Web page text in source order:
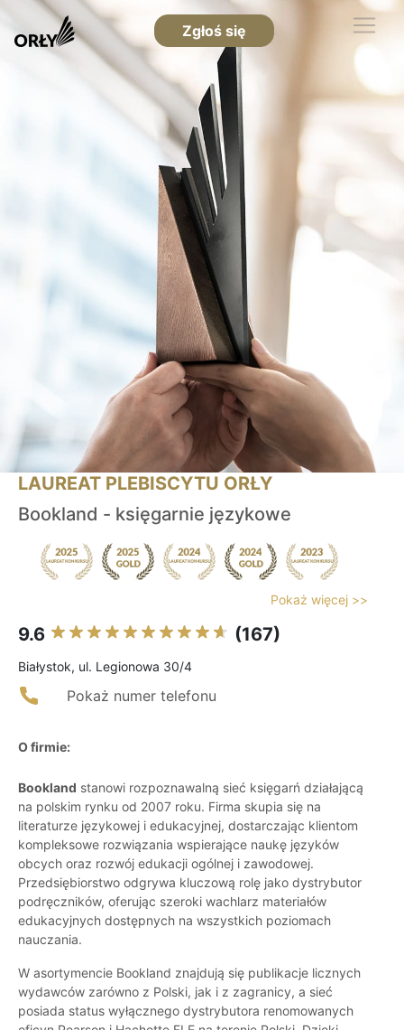
Zgłoś się
LAUREAT PLEBISCYTU ORŁY
Bookland - księgarnie językowe
Pokaż więcej >>
9.6 (167)
Białystok, ul. Legionowa 30/4
Pokaż numer telefonu
O firmie:
Bookland stanowi rozpoznawalną sieć księgarń działającą
na polskim rynku od 2007 roku. Firma skupia się na
literaturze językowej i edukacyjnej, dostarczając klientom
kompleksowe rozwiązania wspierające naukę języków
obcych oraz rozwój edukacji ogólnej i zawodowej.
Przedsiębiorstwo odgrywa kluczową rolę jako dystrybutor
podręczników, oferując szeroki wachlarz materiałów
edukacyjnych dostępnych na wszystkich poziomach
nauczania.
W asortymencie Bookland znajdują się publikacje licznych
wydawców zarówno z Polski, jak i z zagranicy, a sieć
posiada status wyłącznego dystrybutora renomowanych